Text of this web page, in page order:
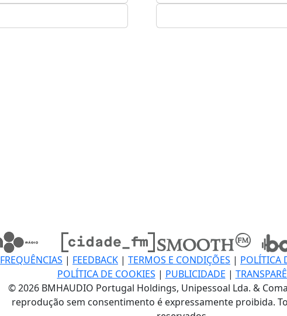
FREQUÊNCIAS | FEEDBACK | TERMOS E CONDIÇÕES | POLÍTICA
POLÍTICA DE COOKIES | PUBLICIDADE |
© 2026 BMHAUDIO Portugal Holdings, Unipessoal Lda. &
reprodução sem consentimento é expressamente proibida.